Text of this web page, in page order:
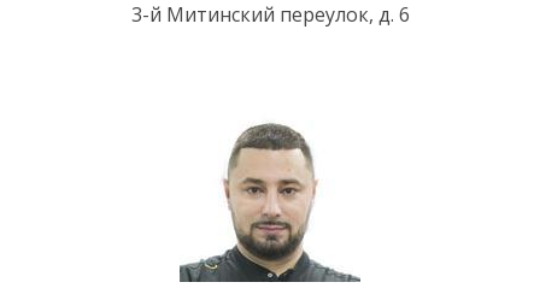
3-й Митинский переулок, д. 6